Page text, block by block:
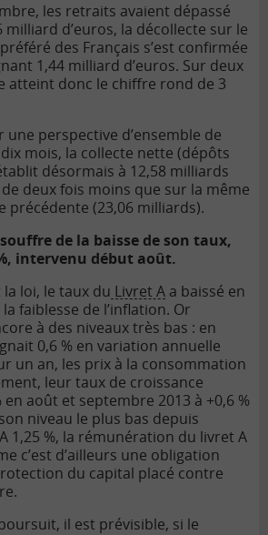
les retraits avaient dépassé
milliard d’euros, la décollecte sur le
des Français s’est confirmée
1,44 milliard d’euros. Sur deux
atteint donc le chiffre rond de 3
une perspective d’ensemble de
dix mois, la collecte nette (dépôts
désormais à 12,58 milliards
deux fois moins que sur la même
précédente (23,06 milliards).
de la baisse de son taux,
intervenu début août.
loi, le taux du Livret A a baissé en
faiblesse de l’inflation. Or
à des niveaux très bas : en
0,6 % en variation annuelle
un an, les prix à la consommation
leur taux de croissance
en août et septembre 2013 à +0,6 %
niveau le plus bas depuis
1,25 %, la rémunération du livret A
c’est d’ailleurs une obligation
du capital placé contre
il est prévisible, si le